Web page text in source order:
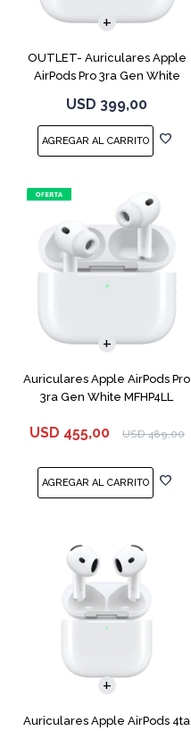
OUTLET- Auriculares Apple
AirPods Pro 3ra Gen White
USD 399,00
Auriculares Apple AirPods Pro
3ra Gen White MFHP4LL
USD 455,00 USD 489,00
Auriculares Apple AirPods 4ta